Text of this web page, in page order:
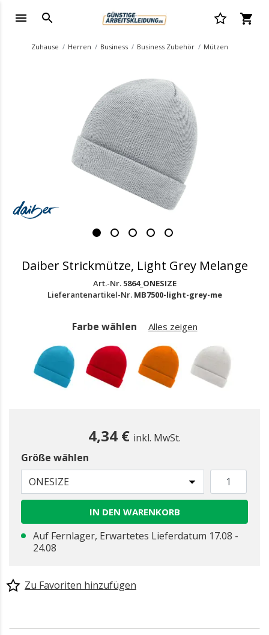
Zuhause Herren Business Business Zubehör Mützen
Daiber Strickmütze, Light Grey Melange
Art.-Nr. 5864_ONESIZE
Lieferantenartikel-Nr. MB7500-light-grey-me
Farbe wählen Alles zeigen
4,34 € inkl. MwSt.
Größe wählen
ONESIZE
IN DEN WARENKORB
Auf Fernlager, Erwartetes Lieferdatum 17.08 -
24.08
Zu Favoriten hinzufügen